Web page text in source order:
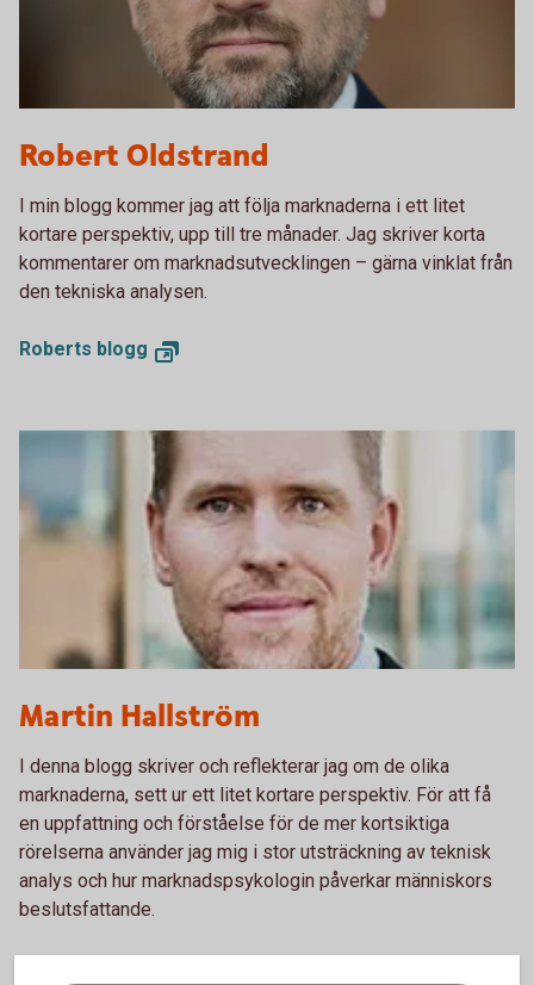
Robert Oldstrand
I min blogg kommer jag att följa marknaderna i ett litet
kortare perspektiv, upp till tre månader. Jag skriver korta
kommentarer om marknadsutvecklingen – gärna vinklat från
den tekniska analysen.
Roberts blogg
Martin Hallström
I denna blogg skriver och reflekterar jag om de olika
marknaderna, sett ur ett litet kortare perspektiv. För att få
en uppfattning och förståelse för de mer kortsiktiga
rörelserna använder jag mig i stor utsträckning av teknisk
analys och hur marknadspsykologin påverkar människors
beslutsfattande.